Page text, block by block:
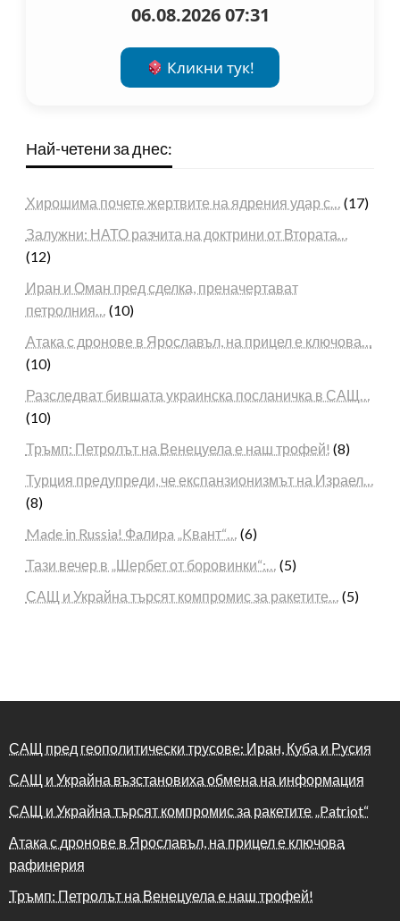
06.08.2026 07:31
Кликни тук!
Най-четени за днес:
Хирошима почете жертвите на ядрения удар с… (17)
Залужни: НАТО разчита на доктрини от Втората…
(12)
Иран и Оман пред сделка, преначертават
петролния… (10)
Атака с дронове в Ярославъл, на прицел е ключова…
(10)
Разследват бившата украинска посланичка в САЩ…
(10)
Тръмп: Петролът на Венецуела е наш трофей! (8)
Турция предупреди, че експанзионизмът на Израел…
(8)
Made in Russia! Фaлиpa „Kвaнт“… (6)
Тази вечер в „Шербет от боровинки“:… (5)
САЩ и Украйна търсят компромис за ракетите… (5)
САЩ пред геополитически трусове: Иран, Куба и Русия
САЩ и Украйна възстановиха обмена на информация
САЩ и Украйна търсят компромис за ракетите „Patriot“
Атака с дронове в Ярославъл, на прицел е ключова
рафинерия
Тръмп: Петролът на Венецуела е наш трофей!